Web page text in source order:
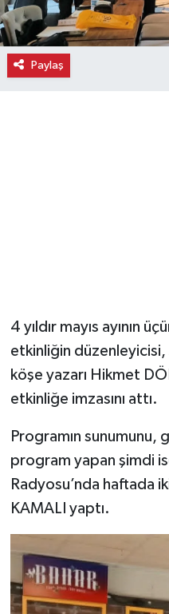
Paylaş
4 yıldır mayıs ayının
etkinliğin
köşe yazarı Hikmet
etkinliğe imzasını attı.
Programın
program yapan şimdi
Radyosu’nda haftada
KAMALI yaptı.
Gurme
Haber
Seri İlan
Siyaset
Sonsöz Özel
Yaşam